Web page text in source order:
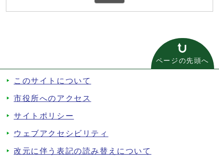
ページの先頭へ
このサイトについて
市役所へのアクセス
サイトポリシー
ウェブアクセシビリティ
改元に伴う表記の読み替えについて